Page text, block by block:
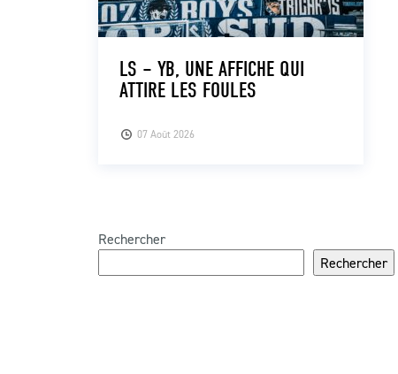
07 Août 2026
LS – YB, UNE AFFICHE QUI
ATTIRE LES FOULES
Rechercher
Rechercher